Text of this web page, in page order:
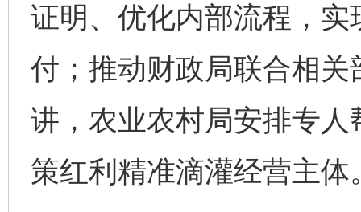
证明、优化内部流程，
付；推动财政局联合相
讲，农业农村局安排专
策红利精准滴灌经营主体